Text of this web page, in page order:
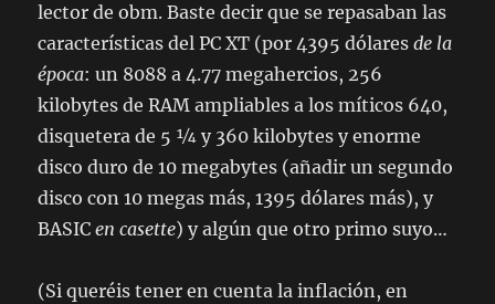
lector de obm. Baste decir que se repasaban las
características del PC XT (por 4395 dólaresde la
época: un 8088 a 4.77 megahercios, 256
kilobytes de RAM ampliables a los míticos 640,
disquetera de 5 ¼ y 360 kilobytes y enorme
disco duro de 10 megabytes (añadir un segundo
disco con 10 megas más, 1395 dólares más), y
BASICen casette) y algún que otro primo suyo…
(Si queréis tener en cuenta la inflación, en